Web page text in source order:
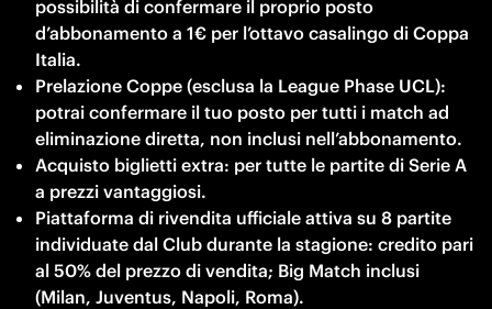
possibilità di confermare il proprio posto
d’abbonamento a 1€ per l’ottavo casalingo di Coppa
Italia.
Prelazione Coppe (esclusa la League Phase UCL):
potrai confermare il tuo posto per tutti i match ad
eliminazione diretta, non inclusi nell’abbonamento.
Acquisto biglietti extra: per tutte le partite di Serie A
a prezzi vantaggiosi.
Piattaforma di rivendita ufficiale attiva su 8 partite
individuate dal Club durante la stagione: credito pari
al 50% del prezzo di vendita; Big Match inclusi
(Milan, Juventus, Napoli, Roma).